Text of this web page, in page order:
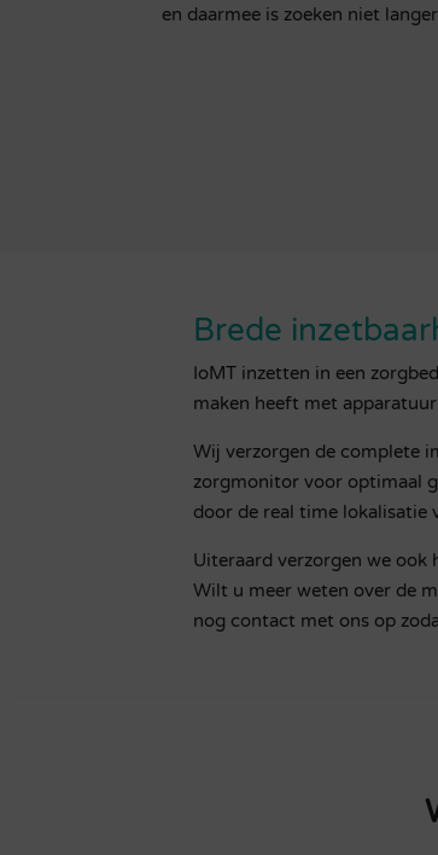
en daarmee is zoeken niet
Brede
IoMT inzetten in een
maken heeft met
Wij verzorgen de complete
zorgmonitor voor optimaal
door de real time lokalisatie
Uiteraard verzorgen we ook
Wilt u meer weten over de
nog contact met ons op